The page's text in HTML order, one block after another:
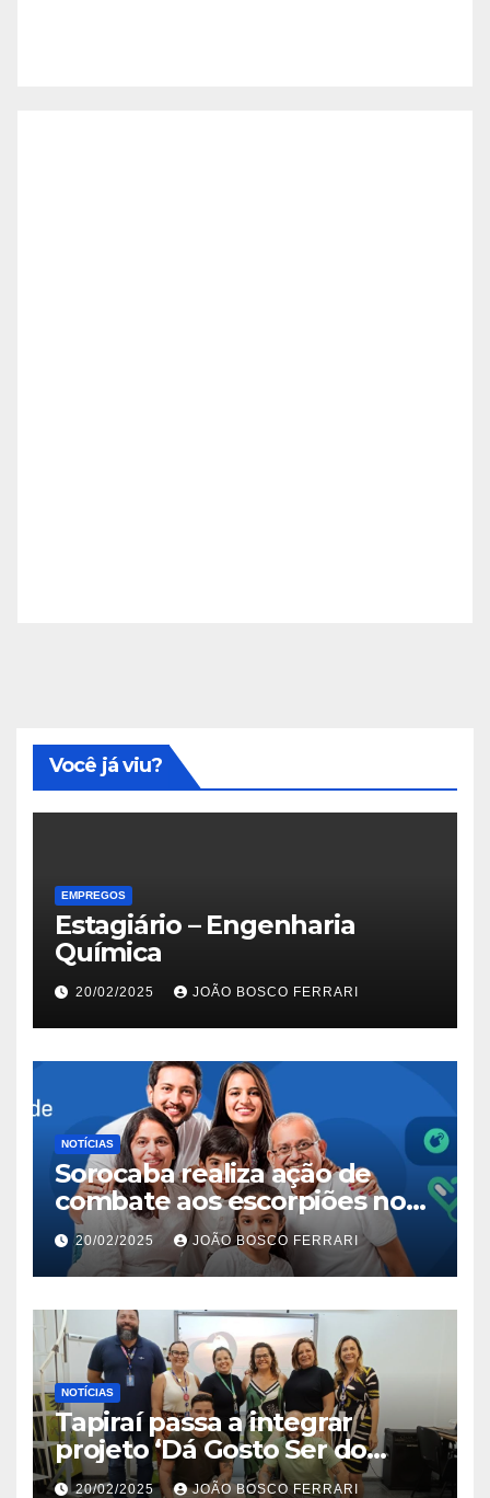
Você já viu?
EMPREGOS
Estagiário – Engenharia
Química
20/02/2025 JOÃO BOSCO FERRARI
NOTÍCIAS
Sorocaba realiza ação de
combate aos escorpiões no
Jardim São Carlos
20/02/2025 JOÃO BOSCO FERRARI
NOTÍCIAS
Tapiraí passa a integrar
projeto ‘Dá Gosto Ser do
Ribeira’ | ASN São Paulo
20/02/2025 JOÃO BOSCO FERRARI